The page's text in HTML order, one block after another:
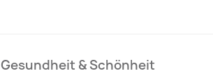
Gesundheit & Schönheit